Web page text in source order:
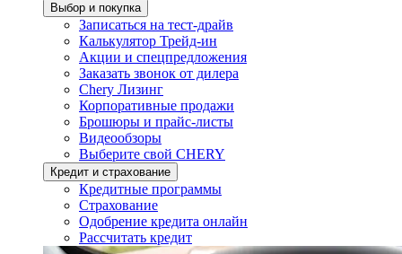
Выбор и покупка
Записаться на тест-драйв
Калькулятор Трейд-ин
Акции и спецпредложения
Заказать звонок от дилера
Chery Лизинг
Корпоративные продажи
Брошюры и прайс-листы
Видеообзоры
Выберите свой CHERY
Кредит и страхование
Кредитные программы
Страхование
Одобрение кредита онлайн
Рассчитать кредит